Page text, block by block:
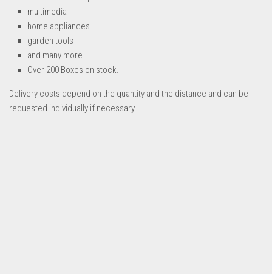
Uhren & Schmuck
Wohnen & Einrichten
Restposten-Angebote
eBay Restposten kaufen
multimedia
home appliances
garden tools
and many more….
Over 200 Boxes on stock.
Delivery costs depend on the quantity and the distance and can be
requested individually if necessary.